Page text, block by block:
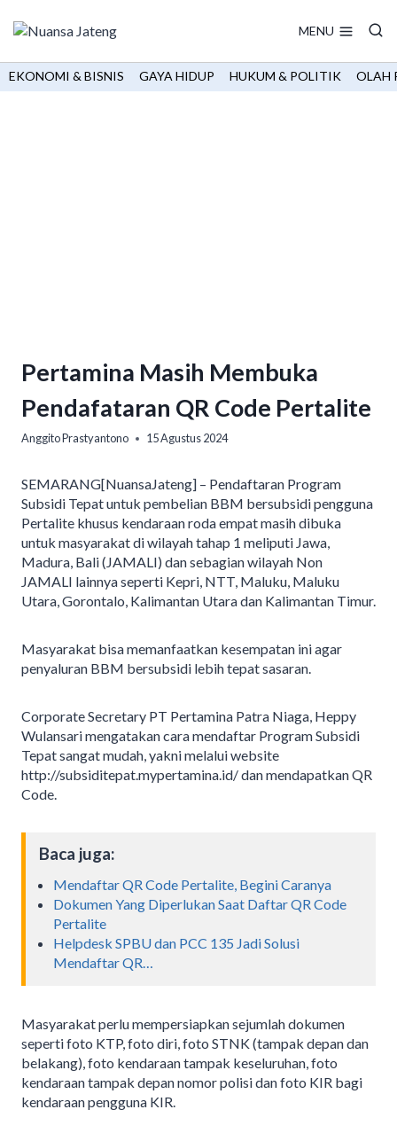
MENU
EKONOMI & BISNIS GAYA HIDUP HUKUM & POLITIK OLAH
Pertamina Masih Membuka
Pendafataran QR Code Pertalite
Anggito Prastyantono 15 Agustus 2024
SEMARANG[NuansaJateng] – Pendaftaran Program
Subsidi Tepat untuk pembelian BBM bersubsidi pengguna
Pertalite khusus kendaraan roda empat masih dibuka
untuk masyarakat di wilayah tahap 1 meliputi Jawa,
Madura, Bali (JAMALI) dan sebagian wilayah Non
JAMALI lainnya seperti Kepri, NTT, Maluku, Maluku
Utara, Gorontalo, Kalimantan Utara dan Kalimantan Timur.
Masyarakat bisa memanfaatkan kesempatan ini agar
penyaluran BBM bersubsidi lebih tepat sasaran.
Corporate Secretary PT Pertamina Patra Niaga, Heppy
Wulansari mengatakan cara mendaftar Program Subsidi
Tepat sangat mudah, yakni melalui website
http://subsiditepat.mypertamina.id/ dan mendapatkan QR
Code.
Baca juga:
Mendaftar QR Code Pertalite, Begini Caranya
Dokumen Yang Diperlukan Saat Daftar QR Code
Pertalite
Helpdesk SPBU dan PCC 135 Jadi Solusi
Mendaftar QR…
Masyarakat perlu mempersiapkan sejumlah dokumen
seperti foto KTP, foto diri, foto STNK (tampak depan dan
belakang), foto kendaraan tampak keseluruhan, foto
kendaraan tampak depan nomor polisi dan foto KIR bagi
kendaraan pengguna KIR.